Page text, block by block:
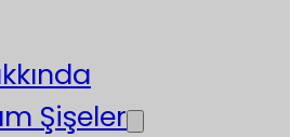
Şişeler